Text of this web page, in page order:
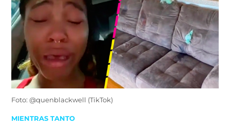
Foto: @quenblackwell (TikTok)
POSTED
MIENTRAS TANTO